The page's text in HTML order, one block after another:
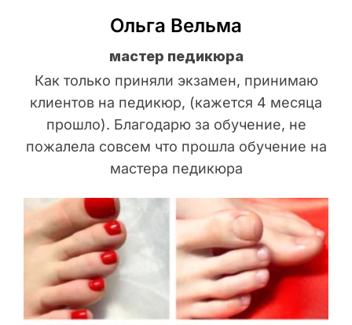
Ольга Вельма
мастер педикюра
Как только приняли экзамен, принимаю
клиентов на педикюр, (кажется 4 месяца
прошло). Благодарю за обучение, не
пожалела совсем что прошла обучение на
мастера педикюра